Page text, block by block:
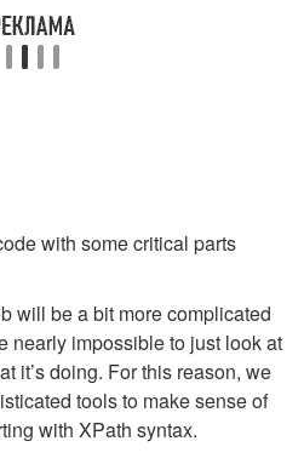
with some critical parts
will be a bit more complicated
nearly impossible to just look at
it’s doing. For this reason, we
tools to make sense of
with XPath syntax.